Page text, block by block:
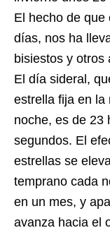
El hecho de que
días, nos ha
bisiestos y otros
El día sideral,
estrella fija en la
noche, es de 23
segundos. El
estrellas se
temprano cada
en un mes, y
avanza hacia el